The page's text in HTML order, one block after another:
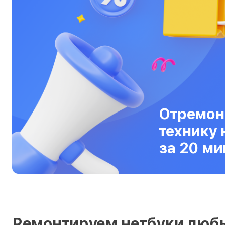
Сканеры
Смарт-часы
Снегоуборщики
Стедикамы
Стиральные машины
Сушилки для рук
Сушильные машины
Телевизоры
технику
за 20